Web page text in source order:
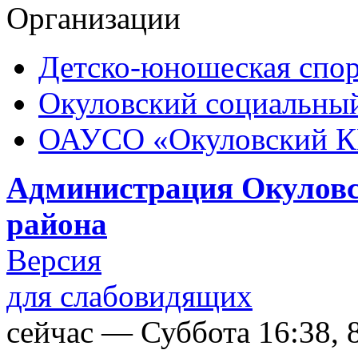
Организации
Детско-юношеская
Окуловский
ОАУСО «Окуловский
Администрация
района
Версия
для слабовидящих
сейчас — Суббота 16:38,